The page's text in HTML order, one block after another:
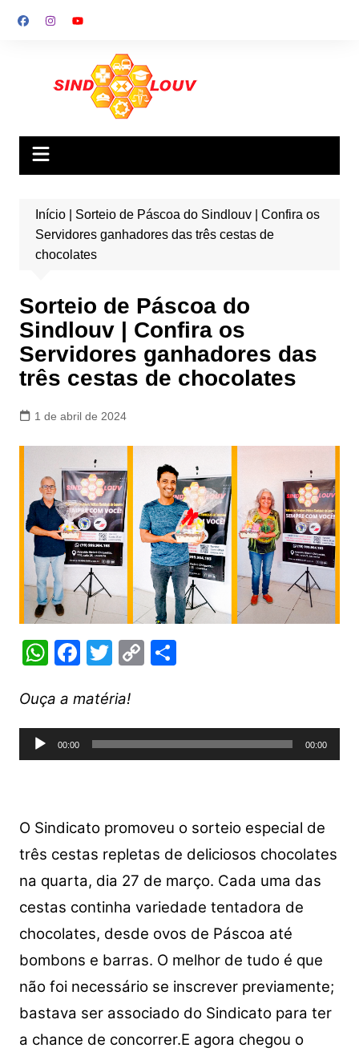
para
Início| Sorteio de Páscoa do Sindlouv | Confira os
Servidores ganhadores das três cestas de
chocolates
Sorteio de Páscoa do
Sindlouv | Confira os
Servidores ganhadores das
três cestas de chocolates
1 de abril de 2024
W
at
s
A
F
c
e
b
k
T
itt
er
C
y
Li
S
e
Ouça a matéria!
Tocador
de
00:00 00:00
O Sindicato promoveu o sorteio especial de
três cestas repletas de deliciosos chocolates
na quarta, dia 27 de março. Cada uma das
cestas continha variedade tentadora de
chocolates, desde ovos de Páscoa até
bombons e barras. O melhor de tudo é que
não foi necessário se inscrever previamente;
bastava ser associado do Sindicato para ter
a chance de concorrer.E agora chegou o